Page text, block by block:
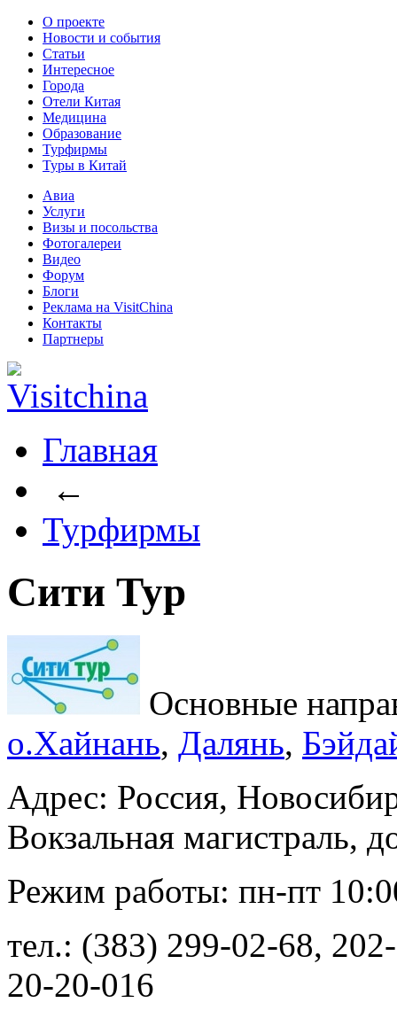
О проекте
Новости и события
Статьи
Интересное
Города
Отели Китая
Медицина
Образование
Турфирмы
Туры в Китай
Авиа
Услуги
Визы и посольства
Фотогалереи
Видео
Форум
Блоги
Реклама на VisitChina
Контакты
Партнеры
Главная
←
Турфирмы
Сити Тур
Основные
о.Хайнань, Далянь,
Адрес: Россия,
Вокзальная магистраль,
Режим работы: пн-пт
тел.: (383) 299-02-68,
20-20-016